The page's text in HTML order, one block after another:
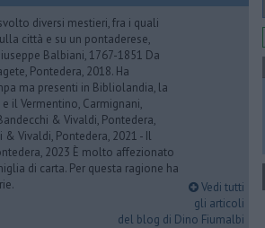
diversi mestieri, fra i quali
città e su un pontaderese,
Balbiani, 1767-1851 Da
Pontedera, 2018. Ha
ma presenti in Bibliolandia, la
il Vermentino, Carmignani,
& Vivaldi, Pontedera,
Vivaldi, Pontedera, 2021 - Il
2023 È molto affezionato
di carta. Per questa ragione ha
Vedi tutti
gli articoli
del blog di Dino Fiumalbi